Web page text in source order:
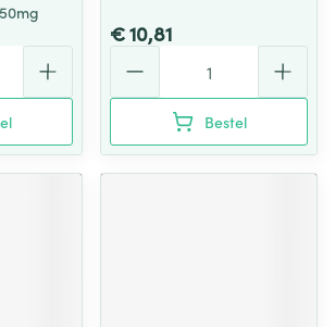
€ 10,81
Bestel